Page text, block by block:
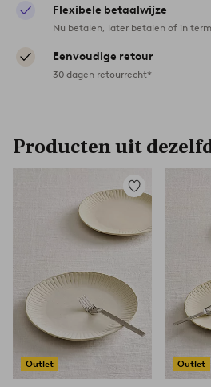
Flexibele betaalwijze
Nu betalen, later betalen of in
Eenvoudige retour
30 dagen retourrecht*
Producten uit
Outlet
Toevoegen
aan
Outlet